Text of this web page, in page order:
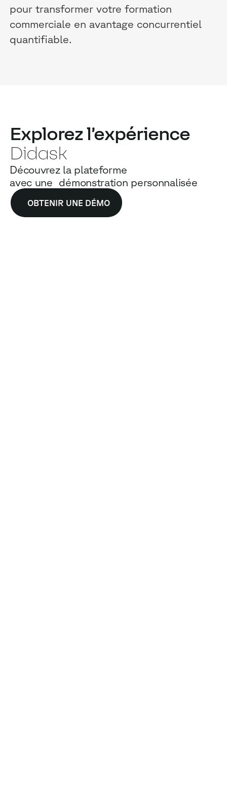
pour transformer votre formation
commerciale en avantage concurrentiel
quantifiable.
Explorez l’expérience
Didask
Découvrez la plateforme
avec une démonstration personnalisée
OBTENIR UNE DÉMO